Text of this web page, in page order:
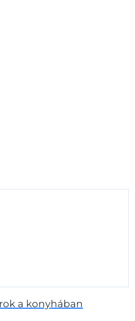
a konyhában